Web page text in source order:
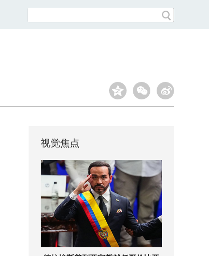
视觉焦点